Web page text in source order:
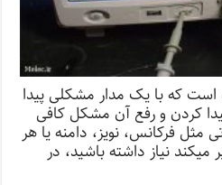
است که با یک مدار مشکلی پیدا
کردن و رفع آن مشکل کافی
مثل فرکانس، نویز، دامنه یا هر
نیاز داشته باشید، در